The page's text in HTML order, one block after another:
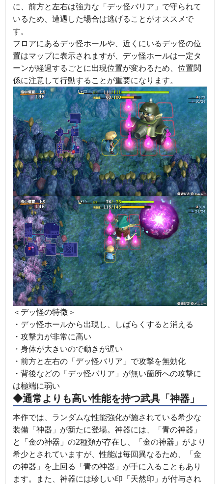
に、前方と左右は強力な「デッ怪バリア」で守られて
いるため、遭遇した場合は逃げることがオススメで
す。
フロアにあるデッ怪ホールや、近くにいるデッ怪の位
置はマップに表示されますが、デッ怪ホールは一定タ
ーンが経過するごとに出現位置が変わるため、位置関
係に注意して行動することが重要になります。
＜デッ怪の特徴＞
・デッ怪ホールから出現し、しばらくすると消える
・攻撃力が非常に高い
・身体が大きいので動きが遅い
・前方と左右の「デッ怪バリア」で攻撃を無効化
・背後などの「デッ怪バリア」が無い箇所への攻撃に
は極端に弱い
◆通常よりも高い性能を持つ武具「神器」
本作では、ランダムな性能強化が施されている希少な
装備「神器」が新たに登場。神器には、「青の神器」
と「金の神器」の2種類が存在し、「金の神器」がより
希少とされていますが、性能は毎回異なるため、「金
の神器」を上回る「青の神器」が手に入ることもあり
ます。また、神器には珍しい印「天然印」が付与され